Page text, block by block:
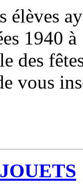
élèves
1940
des
vous